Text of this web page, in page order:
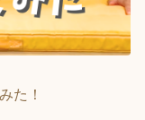
た！